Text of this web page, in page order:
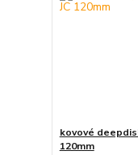
kovové
120mm